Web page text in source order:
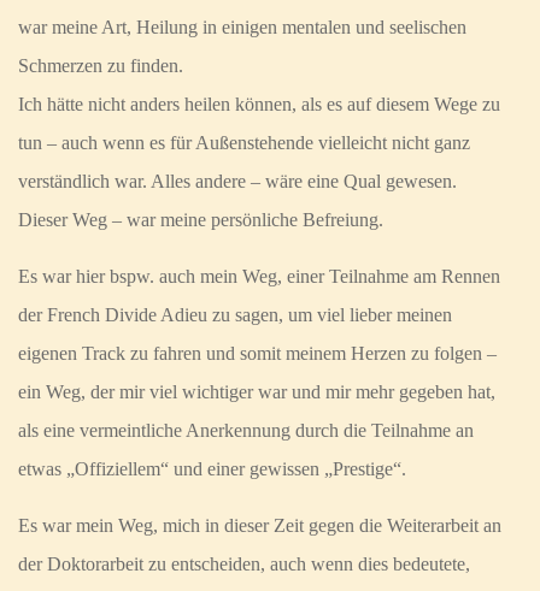
war meine Art, Heilung in einigen mentalen und seelischen
Schmerzen zu finden.
Ich hätte nicht anders heilen können, als es auf diesem Wege zu
tun – auch wenn es für Außenstehende vielleicht nicht ganz
verständlich war. Alles andere – wäre eine Qual gewesen.
Dieser Weg – war meine persönliche Befreiung.
Es war hier bspw. auch mein Weg, einer Teilnahme am Rennen
der French Divide Adieu zu sagen, um viel lieber meinen
eigenen Track zu fahren und somit meinem Herzen zu folgen –
ein Weg, der mir viel wichtiger war und mir mehr gegeben hat,
als eine vermeintliche Anerkennung durch die Teilnahme an
etwas „Offiziellem“ und einer gewissen „Prestige“.
Es war mein Weg, mich in dieser Zeit gegen die Weiterarbeit an
der Doktorarbeit zu entscheiden, auch wenn dies bedeutete,